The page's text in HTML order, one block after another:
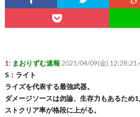
1: まおりずむ速報 2021/04/09(金)
S：ライト
ライズを代表する最強武器。
ダメージソースは勿論、生存力もあるため
ストクリア率が格段に上がる。